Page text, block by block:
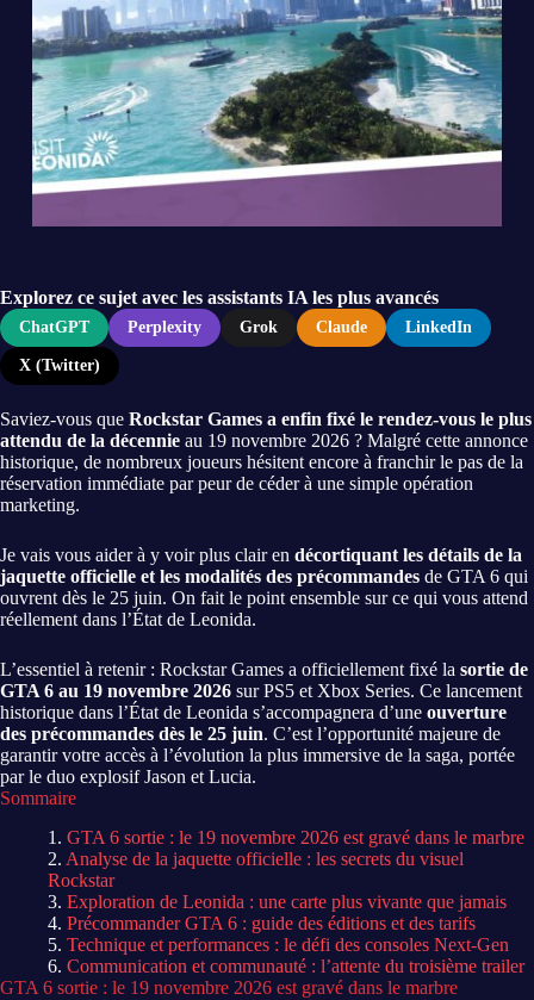
Explorez ce sujet avec les assistants IA les plus avancés
ChatGPT Perplexity Grok Claude LinkedIn
X (Twitter)
Saviez-vous que Rockstar Games a enfin fixé le rendez-vous le plus
attendu de la décennie au 19 novembre 2026 ? Malgré cette annonce
historique, de nombreux joueurs hésitent encore à franchir le pas de la
réservation immédiate par peur de céder à une simple opération
marketing.
Je vais vous aider à y voir plus clair en décortiquant les détails de la
jaquette officielle et les modalités des précommandes de GTA 6 qui
ouvrent dès le 25 juin. On fait le point ensemble sur ce qui vous attend
réellement dans l’État de Leonida.
L’essentiel à retenir : Rockstar Games a officiellement fixé la sortie de
GTA 6 au 19 novembre 2026 sur PS5 et Xbox Series. Ce lancement
historique dans l’État de Leonida s’accompagnera d’une ouverture
des précommandes dès le 25 juin. C’est l’opportunité majeure de
garantir votre accès à l’évolution la plus immersive de la saga, portée
par le duo explosif Jason et Lucia.
Sommaire
GTA 6 sortie : le 19 novembre 2026 est gravé dans le marbre
Analyse de la jaquette officielle : les secrets du visuel
Rockstar
Exploration de Leonida : une carte plus vivante que jamais
Précommander GTA 6 : guide des éditions et des tarifs
Technique et performances : le défi des consoles Next-Gen
Communication et communauté : l’attente du troisième trailer
GTA 6 sortie : le 19 novembre 2026 est gravé dans le marbre